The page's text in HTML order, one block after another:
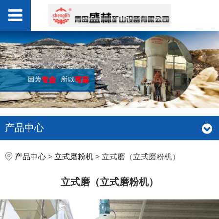
产品中心
立式磨（立式磨粉机）
产品中心> 立式磨粉机> 立式磨（立式磨粉机）
立式磨（立式磨粉机）